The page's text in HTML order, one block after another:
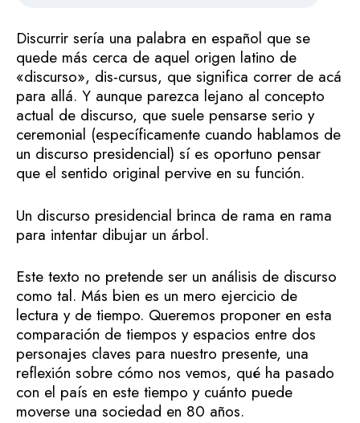
Discurrir sería una palabra en español que se
quede más cerca de aquel origen latino de
«discurso», dis-cursus, que significa correr de acá
para allá. Y aunque parezca lejano al concepto
actual de discurso, que suele pensarse serio y
ceremonial (específicamente cuando hablamos de
un discurso presidencial) sí es oportuno pensar
que el sentido original pervive en su función.
Un discurso presidencial brinca de rama en rama
para intentar dibujar un árbol.
Este texto no pretende ser un análisis de discurso
como tal. Más bien es un mero ejercicio de
lectura y de tiempo. Queremos proponer en esta
comparación de tiempos y espacios entre dos
personajes claves para nuestro presente, una
reflexión sobre cómo nos vemos, qué ha pasado
con el país en este tiempo y cuánto puede
moverse una sociedad en 80 años.